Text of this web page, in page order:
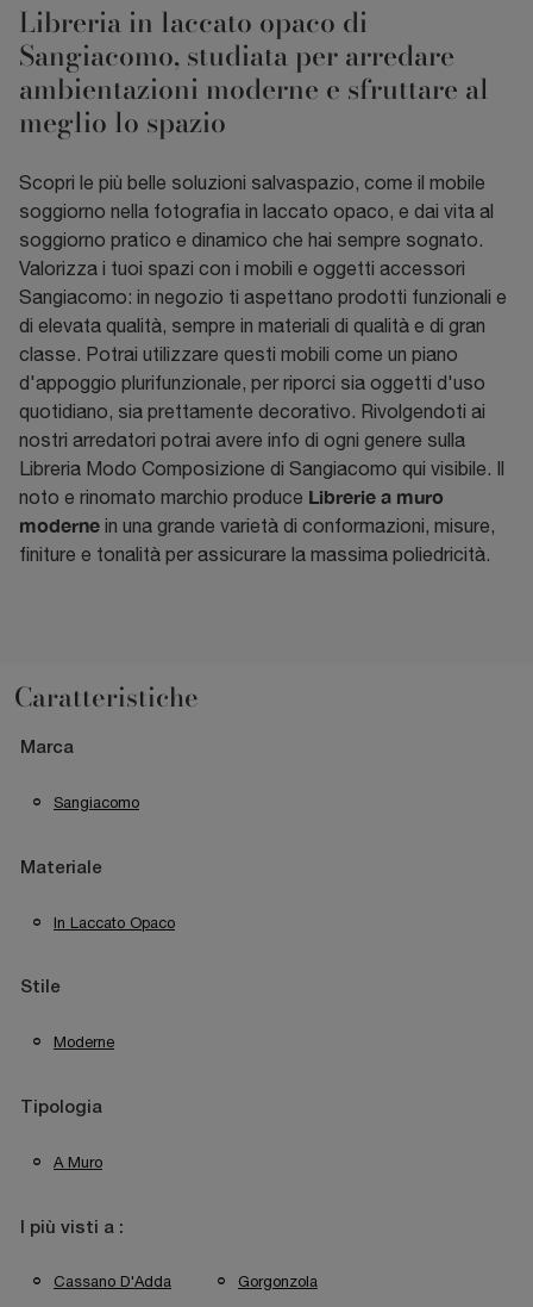
Libreria in laccato opaco di
Sangiacomo, studiata per arredare
ambientazioni moderne e sfruttare al
meglio lo spazio
Scopri le più belle soluzioni salvaspazio, come il mobile
soggiorno nella fotografia in laccato opaco, e dai vita al
soggiorno pratico e dinamico che hai sempre sognato.
Valorizza i tuoi spazi con i mobili e oggetti accessori
Sangiacomo: in negozio ti aspettano prodotti funzionali e
di elevata qualità, sempre in materiali di qualità e di gran
classe. Potrai utilizzare questi mobili come un piano
d'appoggio plurifunzionale, per riporci sia oggetti d'uso
quotidiano, sia prettamente decorativo. Rivolgendoti ai
nostri arredatori potrai avere info di ogni genere sulla
Libreria Modo Composizione di Sangiacomo qui visibile. Il
noto e rinomato marchio produce Librerie a muro
moderne in una grande varietà di conformazioni, misure,
finiture e tonalità per assicurare la massima poliedricità.
Caratteristiche
Marca
Sangiacomo
Materiale
In Laccato Opaco
Stile
Moderne
Tipologia
A Muro
I più visti a :
Cassano D'Adda Gorgonzola